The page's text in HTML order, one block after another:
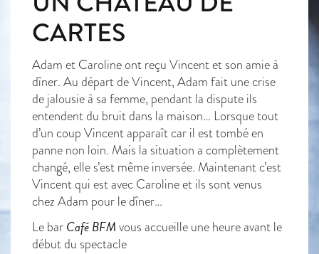
CARTES
Adam et Caroline ont reçu Vincent et son amie à
dîner. Au départ de Vincent, Adam fait une crise
de jalousie à sa femme, pendant la dispute ils
entendent du bruit dans la maison… Lorsque tout
d’un coup Vincent apparaît car il est tombé en
panne non loin. Mais la situation a complètement
changé, elle s’est même inversée. Maintenant c’est
Vincent qui est avec Caroline et ils sont venus
chez Adam pour le dîner…
Le bar Café BFM vous accueille une heure avant le
début du spectacle